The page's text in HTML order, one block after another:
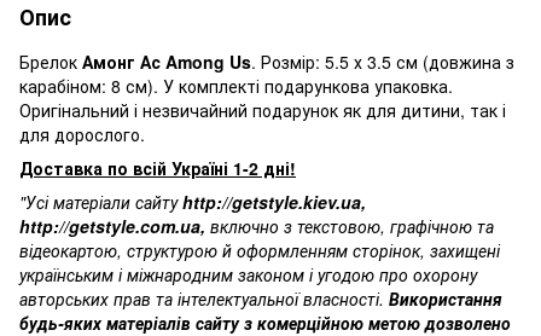
Опис
Брелок Амонг Ас Among Us. Розмір: 5.5 х 3.5 см (довжина з
карабіном: 8 см). У комплекті подарункова упаковка.
Оригінальний і незвичайний подарунок як для дитини, так і
для дорослого.
Доставка по всій Україні 1-2 дні!
"Усі матеріали сайтуhttp://getstyle.kiev.ua,
http://getstyle.com.ua, включно з текстовою, графічною та
відеокартою, структурою й оформленням сторінок, захищені
українським і міжнародним законом і угодою про охорону
авторських прав та інтелектуальної власності. Використання
будь-яких матеріалів сайту з комерційною метою дозволено